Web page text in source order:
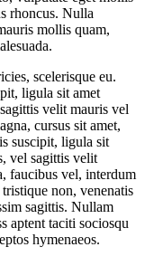
rhoncus. Nulla
mollis quam,
scelerisque eu.
ligula sit amet
velit mauris vel
cursus sit amet,
suscipit, ligula sit
vel sagittis velit
faucibus vel, interdum
non, venenatis
sagittis. Nullam
aptent taciti sociosqu
hymenaeos.